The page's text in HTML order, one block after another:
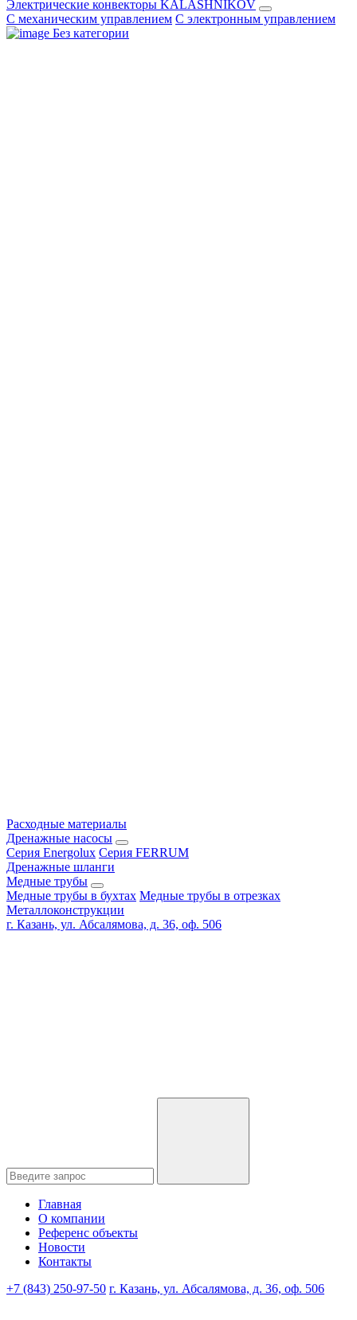
Электрические конвекторы KALASHNIKOV
С механическим управлением С электронным управлением
Без категории
Расходные материалы
Дренажные насосы
Серия Energolux Серия FERRUM
Дренажные шланги
Медные трубы
Медные трубы в бухтах Медные трубы в отрезках
Металлоконструкции
г. Казань, ул. Абсалямова, д. 36, оф. 506
Главная
О компании
Референс объекты
Новости
Контакты
+7 (843) 250-97-50 г. Казань, ул. Абсалямова, д. 36, оф. 506